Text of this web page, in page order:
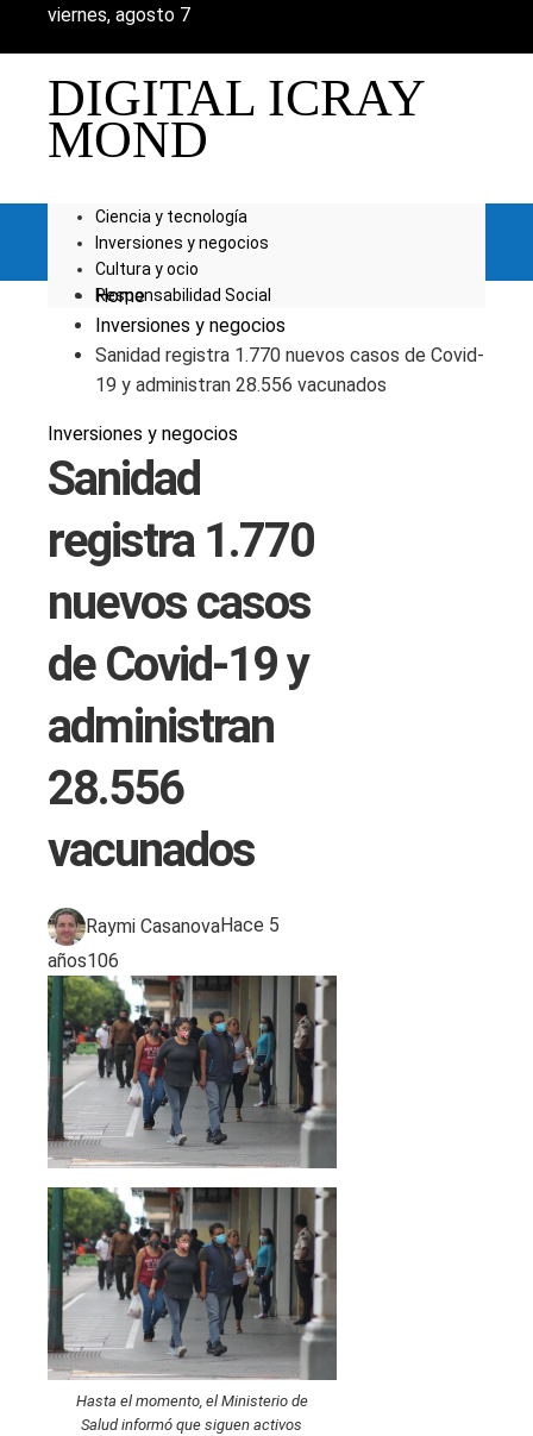
viernes, agosto 7
DIGITAL ICRAY
MOND
Ciencia y tecnología
Inversiones y negocios
Cultura y ocio
Responsabilidad Social
Home
Inversiones y negocios
Sanidad registra 1.770 nuevos casos de Covid-
19 y administran 28.556 vacunados
Inversiones y negocios
Sanidad
registra 1.770
nuevos casos
de Covid-19 y
administran
28.556
vacunados
Raymi CasanovaHace 5
años106
Hasta el momento, el Ministerio de
Salud informó que siguen activos